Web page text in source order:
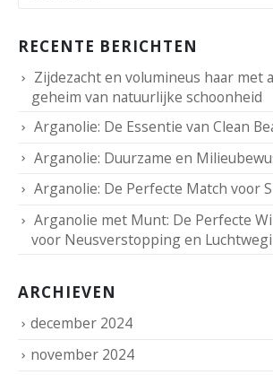
RECENTE BERICHTEN
Zijdezacht en volumineus haar met
geheim van natuurlijke schoonheid
Arganolie: De Essentie van Clean
Arganolie: Duurzame en
Arganolie: De Perfecte Match voor
Arganolie met Munt: De Perfecte
voor Neusverstopping en
ARCHIEVEN
december 2024
november 2024